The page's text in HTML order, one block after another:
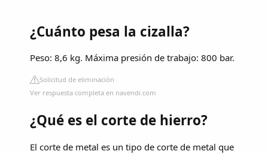
¿Cuánto pesa la cizalla?
Peso: 8,6 kg. Máxima presión de trabajo: 800 bar.
Solicitud de eliminación
Ver respuesta completa en navendi.com
¿Qué es el corte de hierro?
El corte de metal es un tipo de corte de metal que